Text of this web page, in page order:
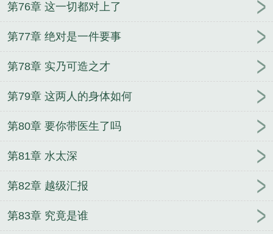
第76章 这一切都对上了
第77章 绝对是一件要事
第78章 实乃可造之才
第79章 这两人的身体如何
第80章 要你带医生了吗
第81章 水太深
第82章 越级汇报
第83章 究竟是谁